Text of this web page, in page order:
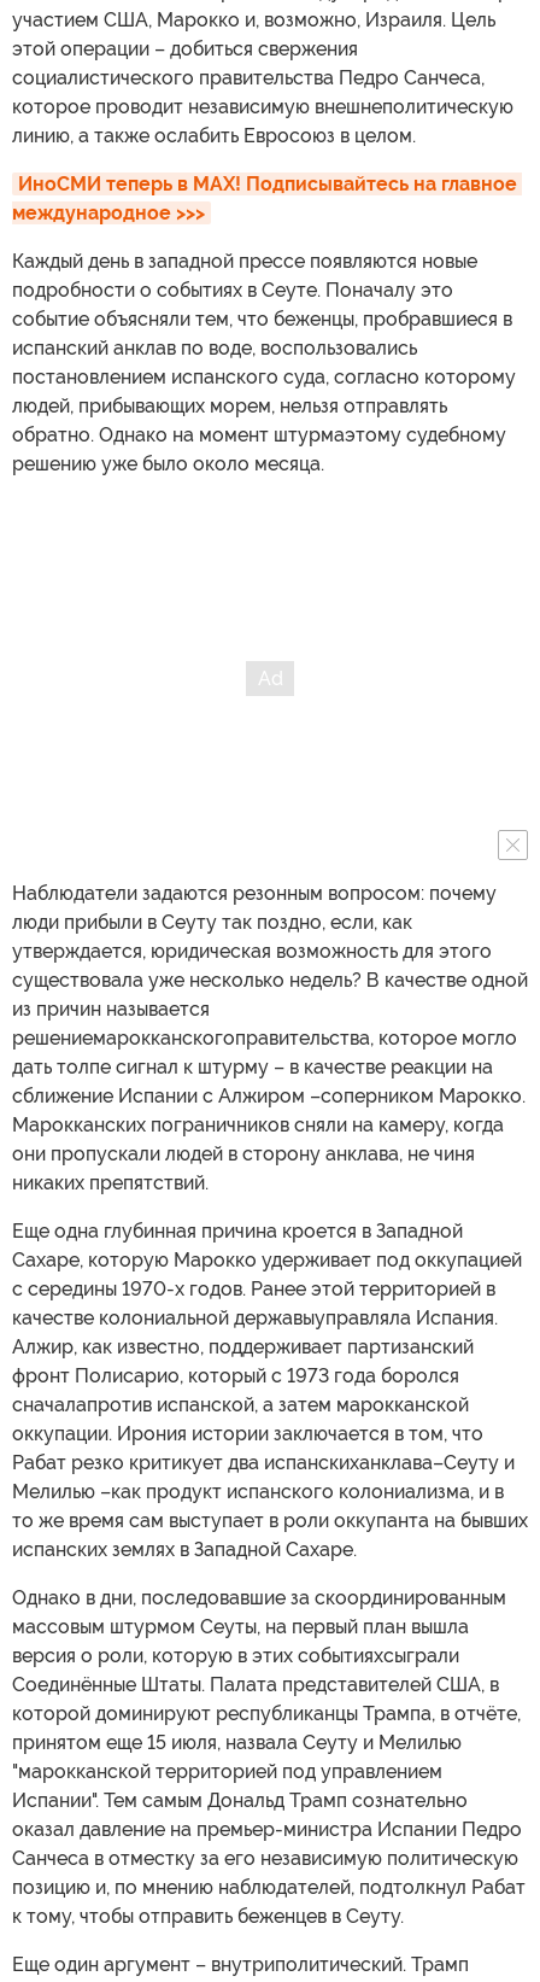
участием США, Марокко и, возможно, Израиля. Цель
этой операции – добиться свержения
социалистического правительства Педро Санчеса,
которое проводит независимую внешнеполитическую
линию, а также ослабить Евросоюз в целом.
ИноСМИ теперь в MAX! Подписывайтесь на главное
международное >>>
Каждый день в западной прессе появляются новые
подробности о событиях в Сеуте. Поначалу это
событие объясняли тем, что беженцы, пробравшиеся в
испанский анклав по воде, воспользовались
постановлением испанского суда, согласно которому
людей, прибывающих морем, нельзя отправлять
обратно. Однако на момент штурмаэтому судебному
решению уже было около месяца.
Наблюдатели задаются резонным вопросом: почему
люди прибыли в Сеуту так поздно, если, как
утверждается, юридическая возможность для этого
существовала уже несколько недель? В качестве одной
из причин называется
решениемарокканскогоправительства, которое могло
дать толпе сигнал к штурму – в качестве реакции на
сближение Испании с Алжиром –соперником Марокко.
Марокканских пограничников сняли на камеру, когда
они пропускали людей в сторону анклава, не чиня
никаких препятствий.
Еще одна глубинная причина кроется в Западной
Сахаре, которую Марокко удерживает под оккупацией
с середины 1970-х годов. Ранее этой территорией в
качестве колониальной державыуправляла Испания.
Алжир, как известно, поддерживает партизанский
фронт Полисарио, который с 1973 года боролся
сначалапротив испанской, а затем марокканской
оккупации. Ирония истории заключается в том, что
Рабат резко критикует два испанскиханклава–Сеуту и
Мелилью –как продукт испанского колониализма, и в
то же время сам выступает в роли оккупанта на бывших
испанских землях в Западной Сахаре.
Однако в дни, последовавшие за скоординированным
массовым штурмом Сеуты, на первый план вышла
версия о роли, которую в этих событияхсыграли
Соединённые Штаты. Палата представителей США, в
которой доминируют республиканцы Трампа, в отчёте,
принятом еще 15 июля, назвала Сеуту и Мелилью
"марокканской территорией под управлением
Испании". Тем самым Дональд Трамп сознательно
оказал давление на премьер-министра Испании Педро
Санчеса в отместку за его независимую политическую
позицию и, по мнению наблюдателей, подтолкнул Рабат
к тому, чтобы отправить беженцев в Сеуту.
Еще один аргумент – внутриполитический. Трамп